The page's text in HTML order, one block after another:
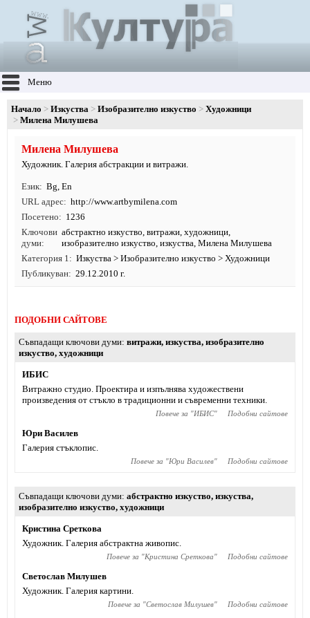
Меню
Начало Изкуства Изобразително изкуство
Художници
Милена Милушева
Милена Милушева
Художник. Галерия абстракции и витражи.
Език Bg, En
URL адрес
http://www.artbymilena.com
Посетено
1236
Ключови
думи
абстрактно изкуство, витражи, художници,
изобразително изкуство, изкуства, Милена Милушева
Категория 1
Изкуства > Изобразително изкуство > Художници
Публикуван
29.12.2010 г.
ПОДОБНИ САЙТОВЕ
Съвпадащи ключови думи витражи, изкуства, изобразително
изкуство, художници
ИБИС
Витражно студио. Проектира и изпълнява художествени
произведения от стъкло в традиционни и съвременни техники.
Повече за "ИБИС" Подобни сайтове
Юри Василев
Галерия стъклопис.
Повече за "Юри Василев" Подобни сайтове
Съвпадащи ключови думи абстрактно изкуство, изкуства,
изобразително изкуство, художници
Кристина Среткова
Художник. Галерия абстрактна живопис.
Повече за "Кристина Среткова" Подобни сайтове
Светослав Милушев
Художник. Галерия картини.
Повече за "Светослав Милушев" Подобни сайтове